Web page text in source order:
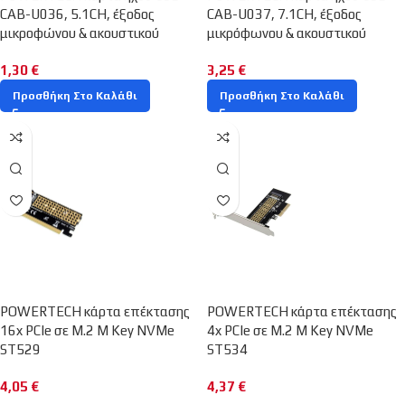
CAB-U036, 5.1CH, έξοδος
μικροφώνου & ακουστικού
1,30 €
Προσθήκη Στο Καλάθι
CAB-U037, 7.1CH, έξοδος
μικρόφωνου & ακουστικού
3,25 €
Προσθήκη Στο Καλάθι
POWERTECH κάρτα επέκτασης
16x PCIe σε M.2 M Key NVMe
ST529
4,05 €
POWERTECH κάρτα επέκτασης
4x PCIe σε M.2 M Key NVMe
ST534
4,37 €